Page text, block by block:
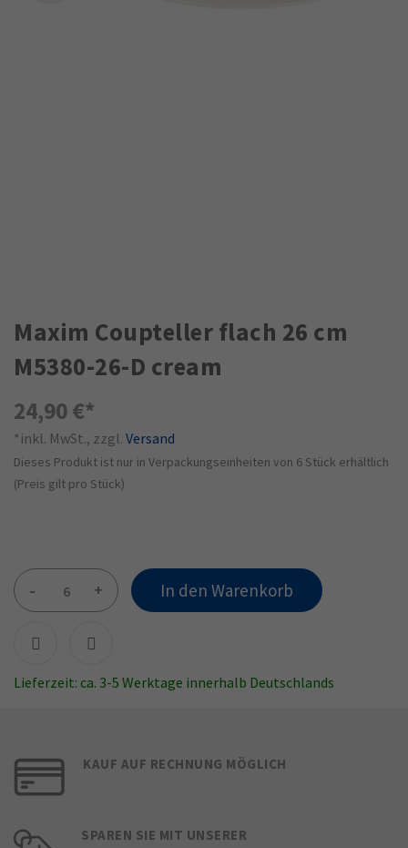
Maxim Coupteller flach 26 cm
M5380-26-D cream
24,90 €
*inkl. MwSt., zzgl. Versand
Dieses Produkt ist nur in Verpackungseinheiten von 6 Stück erhältlich
(Preis gilt pro Stück)
- + In den Warenkorb
Lieferzeit: ca. 3-5 Werktage innerhalb Deutschlands
KAUF AUF RECHNUNG MÖGLICH
SPAREN SIE MIT UNSERER